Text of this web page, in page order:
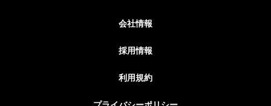
会社情報
採用情報
利用規約